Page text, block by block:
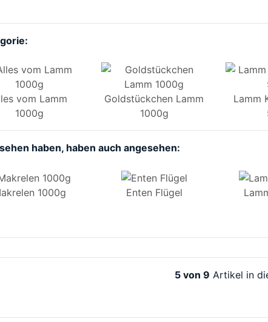
vom Lamm
1000g
Goldstückchen Lamm
1000g
Lamm
haben, haben auch angesehen:
1000g Enten Flügel
5 von 9 Artikel in